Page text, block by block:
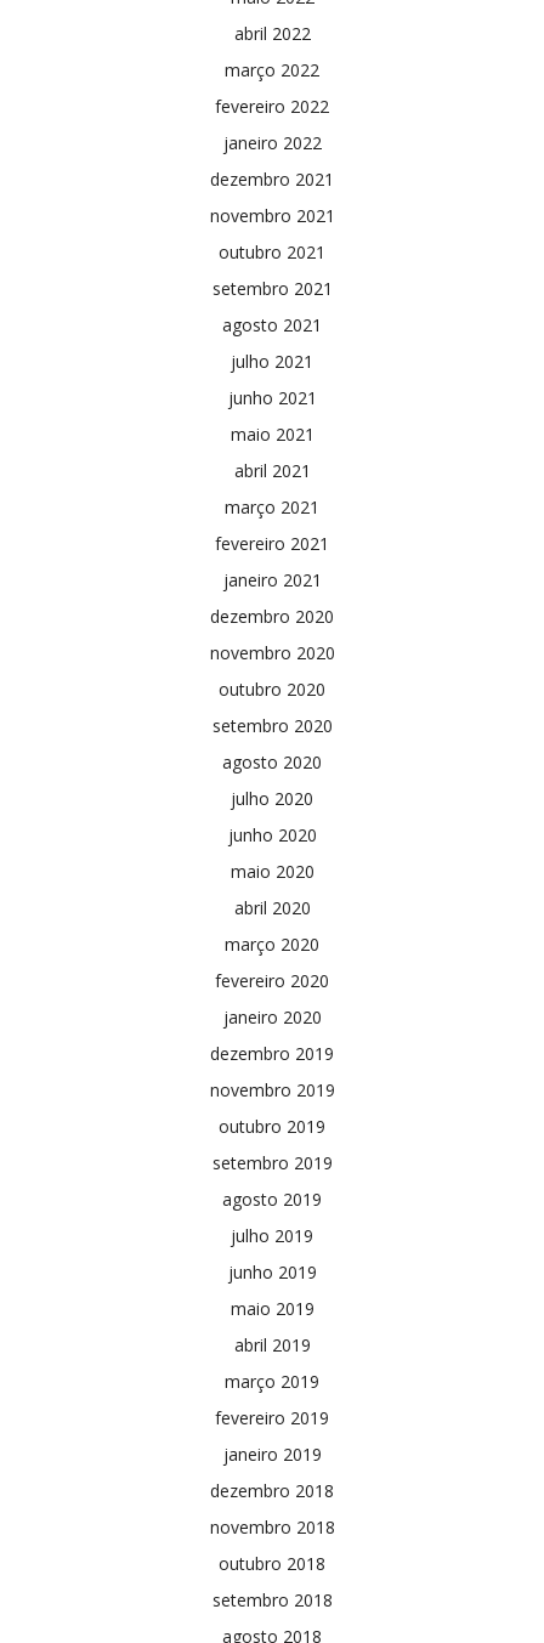
abril 2022
março 2022
fevereiro 2022
janeiro 2022
dezembro 2021
novembro 2021
outubro 2021
setembro 2021
agosto 2021
julho 2021
junho 2021
maio 2021
abril 2021
março 2021
fevereiro 2021
janeiro 2021
dezembro 2020
novembro 2020
outubro 2020
setembro 2020
agosto 2020
julho 2020
junho 2020
maio 2020
abril 2020
março 2020
fevereiro 2020
janeiro 2020
dezembro 2019
novembro 2019
outubro 2019
setembro 2019
agosto 2019
julho 2019
junho 2019
maio 2019
abril 2019
março 2019
fevereiro 2019
janeiro 2019
dezembro 2018
novembro 2018
outubro 2018
setembro 2018
agosto 2018